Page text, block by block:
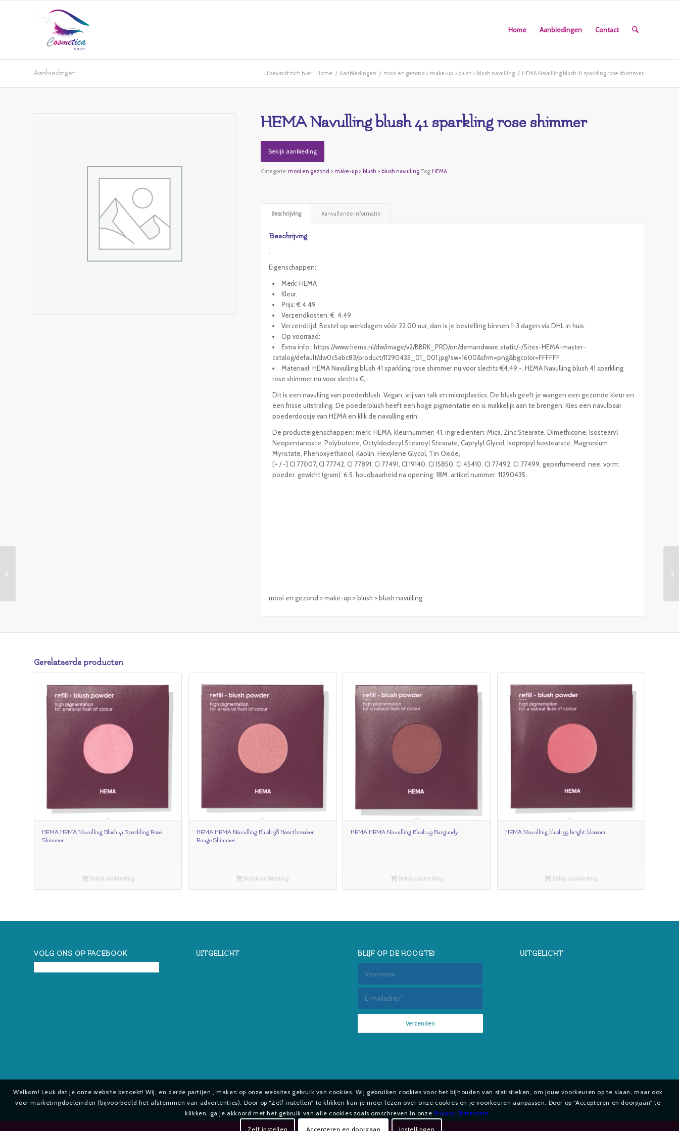
Home Aanbiedingen Contact
Aanbiedingen U bevindt zich hier: Home / Aanbiedingen / mooi en gezond > make-up > blush > blush navulling / HEMA Navulling blush 41 sparkling rose shimmer
HEMA Navulling blush 41 sparkling rose shimmer
Bekijk aanbieding
Categorie: mooi en gezond > make-up > blush > blush navulling Tag: HEMA
Beschrijving Aanvullende informatie
Beschrijving
Eigenschappen:
Merk: HEMA
Kleur:
Prijs: € 4.49
Verzendkosten: € 4.49
Verzendtijd: Bestel op werkdagen vóór 22.00 uur, dan is je bestelling binnen 1-3 dagen via DHL in huis.
Op voorraad:
Extra info : https://www.hema.nl/dw/image/v2/BBRK_PRD/on/demandware.static/-/Sites-HEMA-master-
catalog/default/dw0c5abc83/product/11290435_01_001.jpg?sw=1600&sfrm=png&bgcolor=FFFFFF
Materiaal: HEMA Navulling blush 41 sparkling rose shimmer nu voor slechts €4.49,-. HEMA Navulling blush 41 sparkling
rose shimmer nu voor slechts €,-.
Dit is een navulling van poederblush. Vegan, vrij van talk en microplastics. De blush geeft je wangen een gezonde kleur en
een frisse uitstraling. De poederblush heeft een hoge pigmentatie en is makkelijk aan te brengen. Kies een navulbaar
poederdoosje van HEMA en klik de navulling erin.
De producteigenschappen: merk: HEMA. kleurnummer: 41. ingrediënten: Mica, Zinc Stearate, Dimethicone, Isostearyl
Neopentanoate, Polybutene, Octyldodecyl Stearoyl Stearate, Caprylyl Glycol, Isopropyl Isostearate, Magnesium
Myristate, Phenoxyethanol, Kaolin, Hexylene Glycol, Tin Oxide,
[+ / -] CI 77007, CI 77742, CI 77891, CI 77491, CI 19140, CI 15850, CI 45410, CI 77492, CI 77499. geparfumeerd: nee. vorm:
poeder. gewicht (gram): 6.5. houdbaarheid na opening: 18M. artikel nummer: 11290435..
mooi en gezond > make-up > blush > blush navulling
Gerelateerde producten
HEMA HEMA Navulling Blush 41 Sparkling Rose
Shimmer
Bekijk aanbieding
HEMA HEMA Navulling Blush 38 Heartbreaker
Rouge Shimmer
Bekijk aanbieding
HEMA HEMA Navulling Blush 43 Burgundy
Bekijk aanbieding
HEMA Navulling blush 33 bright blossom
Bekijk aanbieding
VOLG ONS OP FACEBOOK UITGELICHT BLIJF OP DE HOOGTE! UITGELICHT
02
Welkom! Leuk dat je onze website bezoekt! Wij, en derde partijen , maken op onze websites gebruik van cookies. Wij gebruiken cookies voor het bijhouden van statistieken, om jouw voorkeuren op te slaan, maar ook
voor marketingdoeleinden (bijvoorbeeld het afstemmen van advertenties). Door op “Zelf instellen” te klikken kun je meer lezen over onze cookies en je voorkeuren aanpassen. Door op “Accepteren en doorgaan” te
klikken, ga je akkoord met het gebruik van alle cookies zoals omschreven in onze Privacy Statement.
Zelf instellen Accepteren en doorgaan Instellingen